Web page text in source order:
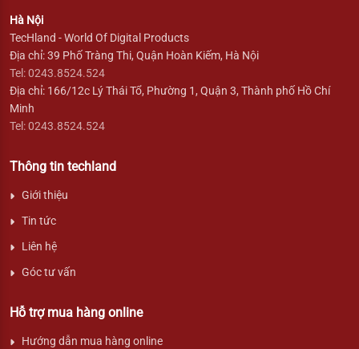
Hà Nội
TecHland - World Of Digital Products
Địa chỉ: 39 Phố Tràng Thi, Quận Hoàn Kiếm, Hà Nội
Tel: 0243.8524.524
Địa chỉ: 166/12c Lý Thái Tổ, Phường 1, Quận 3, Thành phố Hồ Chí
Minh
Tel: 0243.8524.524
Thông tin techland
Giới thiệu
Tin tức
Liên hệ
Góc tư vấn
Hỗ trợ mua hàng online
Hướng dẫn mua hàng online